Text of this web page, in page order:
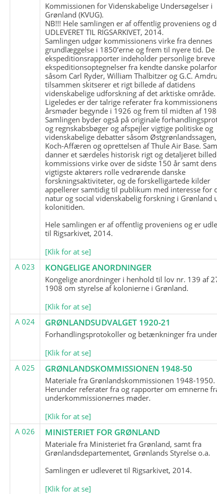
Kommissionen for Videnskabelige Undersøgelser i
Grønland (KVUG).
NB!!! Hele samlingen er af offentlig proveniens og
UDLEVERET TIL RIGSARKIVET, 2014.
Samlingen udgør kommissionens virke fra dennes
grundlæggelse i 1850’erne og frem til nyere tid.
ekspeditionsrapporter indeholder personlige breve
ekspeditionsoptegnelser fra kendte danske
såsom Carl Ryder, William Thalbitzer og G.C.
tilsammen skitserer et rigt billede af datidens
videnskabelige udforskning af det arktiske område.
Ligeledes er der talrige referater fra
årsmøder begynde i 1926 og frem til midten af
Samlingen byder også på originale
og regnskabsbøger og afspejler vigtige politiske og
videnskabelige debatter såsom
Koch-Affæren og oprettelsen af Thule Air Base.
danner et særdeles historisk rigt og detaljeret
kommissions virke over de sidste 150 år samt dens
vigtigste aktørers rolle vedrørende danske
forskningsaktiviteter, og de forskelligartede kilder
appellerer samtidig til publikum med interesse for
natur og social videnskabelig forskning i Grønland
kolonitiden.
Hele samlingen er af offentlig proveniens og er
til Rigsarkivet, 2014.
[Klik for at se]
A 023
KONGELIGE ANORDNINGER
Kongelige anordninger i henhold til lov nr. 139 af
1908 om styrelse af kolonierne i Grønland.
[Klik for at se]
A 024
GRØNLANDSUDVALGET 1920-21
Forhandlingsprotokoller og betænkninger fra
[Klik for at se]
A 025
GRØNLANDSKOMMISSIONEN 1948-50
Materiale fra Grønlandskommissionen 1948-1950.
Herunder referater fra og rapporter om emnerne
underkommissionernes møder.
[Klik for at se]
A 026
MINISTERIET FOR GRØNLAND
Materiale fra Ministeriet fra Grønland, samt fra
Grønlandsdepartementet, Grønlands Styrelse o.a.
Samlingen er udleveret til Rigsarkivet, 2014.
[Klik for at se]